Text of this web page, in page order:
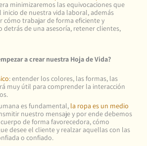
minimizaremos las equivocaciones que
de nuestra vida laboral, además
cómo trabajar de forma eficiente y
detrás de una asesoría, retener clientes,
a crear nuestra Hoja de Vida?
: entender los colores, las formas, las
muy útil para comprender la interacción
es fundamental, la ropa es un medio
nuestro mensaje y por ende debemos
de forma favorecedora, cómo
desee el cliente y realzar aquellas con las
o confiado.